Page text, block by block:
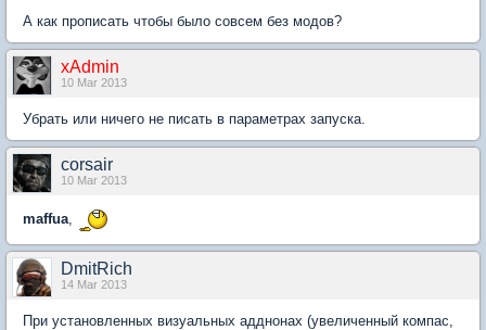
А как прописать чтобы было совсем без модов?
xAdmin
10 Mar 2013
Убрать или ничего не писать в параметрах запуска.
corsair
10 Mar 2013
maffua
DmitRich
14 Mar 2013
При установленных визуальных адднонах (увеличенный компас,